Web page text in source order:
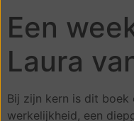
Een
Laura
Bij zijn kern is dit
werkelijkheid, een